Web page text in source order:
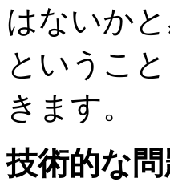
はないか
というこ
きます。
技術的な問